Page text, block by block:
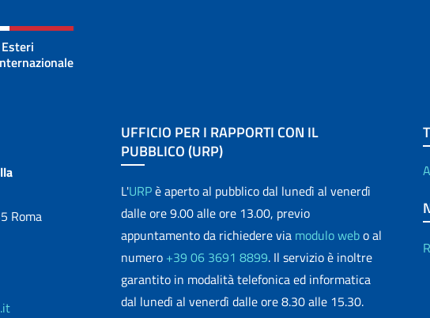
Roma
UFFICIO PER I RAPPORTI CON IL
PUBBLICO (URP)
L'URPè aperto al pubblico dal lunedì al venerdì
dalle ore 9.00 alle ore 13.00, previo
appuntamento da richiedere via modulo webo al
numero +39 06 3691 8899. Il servizio è inoltre
garantito in modalità telefonica ed informatica
dal lunedì al venerdì dalle ore 8.30 alle 15.30.